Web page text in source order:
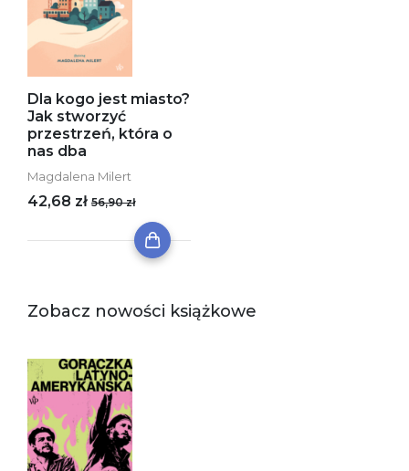
Dla kogo jest miasto?
Jak stworzyć
przestrzeń, która o
nas dba
Magdalena Milert
42,68 zł 56,90 zł
Zobacz nowości książkowe